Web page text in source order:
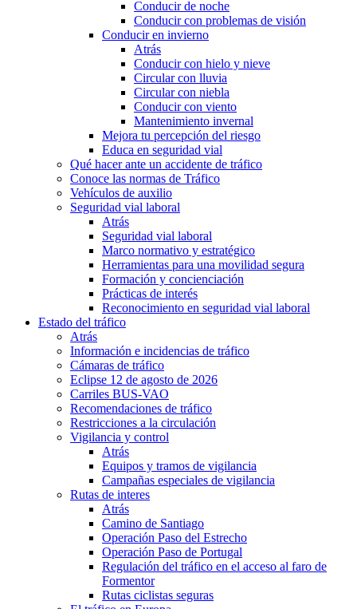
Conducir de noche
Conducir con problemas de visión
Conducir en invierno
Atrás
Conducir con hielo y nieve
Circular con lluvia
Circular con niebla
Conducir con viento
Mantenimiento invernal
Mejora tu percepción del riesgo
Educa en seguridad vial
Qué hacer ante un accidente de tráfico
Conoce las normas de Tráfico
Vehículos de auxilio
Seguridad vial laboral
Atrás
Seguridad vial laboral
Marco normativo y estratégico
Herramientas para una movilidad segura
Formación y concienciación
Prácticas de interés
Reconocimiento en seguridad vial laboral
Estado del tráfico
Atrás
Información e incidencias de tráfico
Cámaras de tráfico
Eclipse 12 de agosto de 2026
Carriles BUS-VAO
Recomendaciones de tráfico
Restricciones a la circulación
Vigilancia y control
Atrás
Equipos y tramos de vigilancia
Campañas especiales de vigilancia
Rutas de interes
Atrás
Camino de Santiago
Operación Paso del Estrecho
Operación Paso de Portugal
Regulación del tráfico en el acceso al faro de
Formentor
Rutas ciclistas seguras